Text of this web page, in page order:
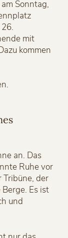
Sonntag,
mit
kommen
an. Das
Ruhe vor
der
Es ist
und